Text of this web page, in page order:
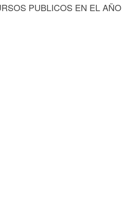
PUBLICOS EN EL AÑO